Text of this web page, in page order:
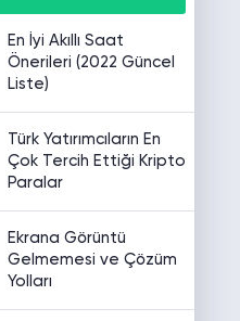
En İyi Akıllı Saat
Önerileri (2022 Güncel
Liste)
Türk Yatırımcıların En
Çok Tercih Ettiği Kripto
Paralar
Ekrana Görüntü
Gelmemesi ve Çözüm
Yolları